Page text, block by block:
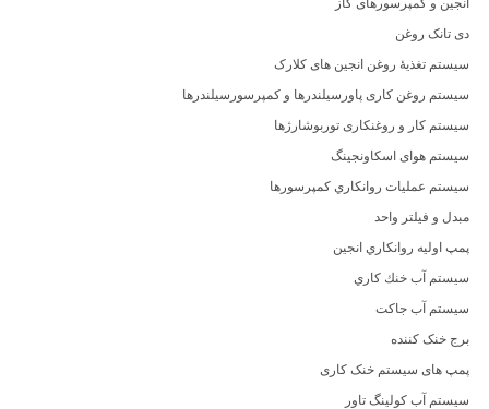
انجین و کمپرسورهای گاز
دی تانک روغن
سیستم تغذیۀ روغن انجین های کلارک
سیستم روغن کاری پاورسیلندرها و کمپرسورسیلندرها
سیستم کار و روغنکاری توربوشارژها
سیستم هوای اسکاونجینگ
سيستم عمليات روانكاري كمپرسورها
مبدل و فيلتر واحد
پمپ اوليه روانكاري انجين
سيستم آب خنك كاري
سیستم آب جاکت
برج خنک کننده
پمپ های سیستم خنک کاری
سیستم آب کولینگ تاور